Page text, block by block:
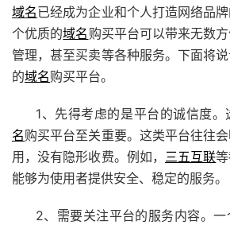
域名已经成为企业和个人打造网络品
个优质的域名 购买平台可以带来无数
管理，甚至买卖等各种服务。下面将
的域名购买平台。
1、先得考虑的是平台的诚信度
名购买平台至关重要。这类平台往往
用，没有隐形收费。例如， 三五互联
能够为使用者提供安全、稳定的服务。
2、需要关注平台的服务内容。